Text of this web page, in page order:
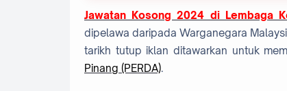
Jawatan Kosong 2024 di Lembaga
dipelawa daripada Warganegara
tarikh tutup iklan ditawarkan untuk
Pinang (PERDA).